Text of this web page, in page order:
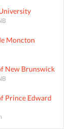
Moncton
New Brunswick
Prince Edward